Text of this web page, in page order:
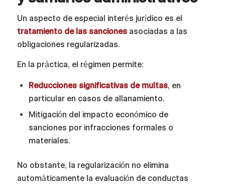
Un aspecto de especial interés jurídico es el
tratamiento de las sancionesasociadas a las
obligaciones regularizadas.
En la práctica, el régimen permite:
Reducciones significativas de multas, en
particular en casos de allanamiento.
Mitigación del impacto económico de
sanciones por infracciones formales o
materiales.
No obstante, la regularización no elimina
automáticamente la evaluación de conductas